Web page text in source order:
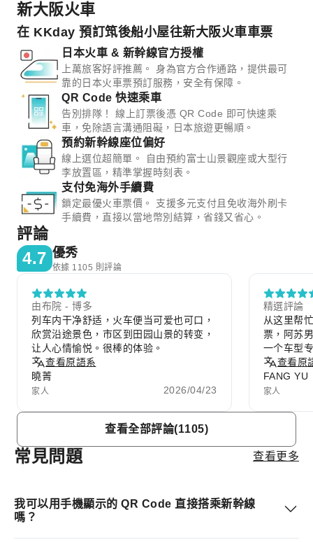
新大阪火車
在 KKday 預訂筑後船小屋往新大阪火車車票
日本火車 & 新幹線官方授權
上萬旅客好評推薦。 身為官方合作通路，提供最可
靠的日本火車票預訂服務，安全有保障。
QR Code 快速乘車
告別排隊！ 線上訂票後憑 QR Code 即可快速乘
車，免除語言溝通阻礙，日本旅遊更暢順。
預約新幹線座位偏好
線上選位超簡單。 自由預約富士山景觀座或大型行
李放置區，精準掌握時刻表。
支付免海外手續費
鎖定最優火車票價。 支援多元支付且免收海外刷卡
手續費，直接以當地幣別結算，省錢又省心。
評論
4.7 優秀
依據 1105 則評論
由布院 - 博多
列车内干净舒适，火车便当可爱也可口，
欣赏沿途景色，市区到田园山景的转变，
让人心情愉悦。很棒的体验。
查看原語系
曉菁
家人 2026/04/23
精選評論
从这里帮
票，阿苏
一个车型
爱，有一
查看原
FANG YU
家人
Item
查看全部評論(1105)
常見問題 查看更多
我可以用手機顯示的 QR Code 直接搭乘新幹線
嗎？